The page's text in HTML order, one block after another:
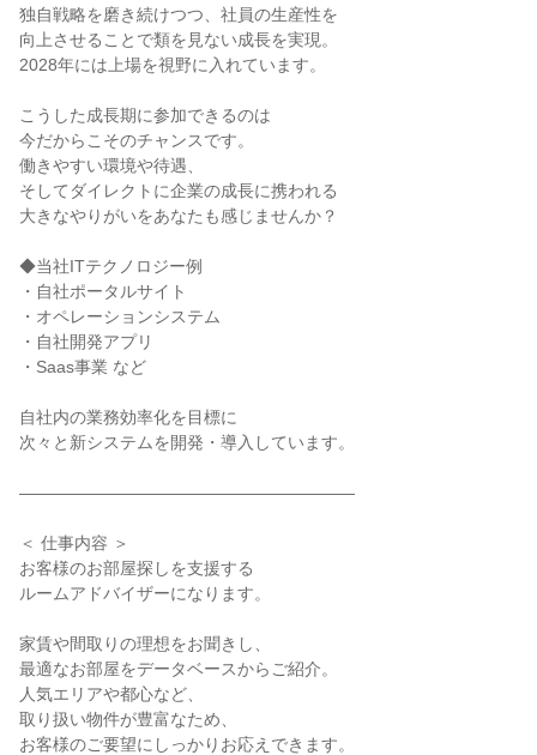
独自戦略を磨き続けつつ、社員の生産性を
向上させることで類を見ない成長を実現。
2028年には上場を視野に入れています。
こうした成長期に参加できるのは
今だからこそのチャンスです。
働きやすい環境や待遇、
そしてダイレクトに企業の成長に携われる
大きなやりがいをあなたも感じませんか？
◆当社ITテクノロジー例
・自社ポータルサイト
・オペレーションシステム
・自社開発アプリ
・Saas事業 など
自社内の業務効率化を目標に
次々と新システムを開発・導入しています。
――――――――――――――――――――
＜ 仕事内容 ＞
お客様のお部屋探しを支援する
ルームアドバイザーになります。
家賃や間取りの理想をお聞きし、
最適なお部屋をデータベースからご紹介。
人気エリアや都心など、
取り扱い物件が豊富なため、
お客様のご要望にしっかりお応えできます。